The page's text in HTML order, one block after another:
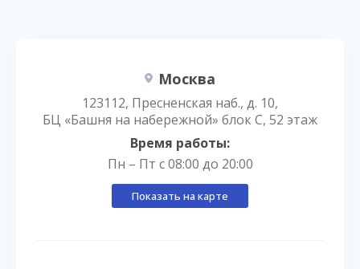
Москва
123112, Пресненская наб., д. 10,
БЦ «Башня на набережной» блок С, 52 этаж
Время работы:
Пн – Пт с 08:00 до 20:00
Показать на карте